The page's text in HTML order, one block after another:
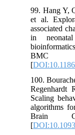
99. Hang
et al.
associated
in
BMC
[
100.
Scaling
algorithms
Brain
[